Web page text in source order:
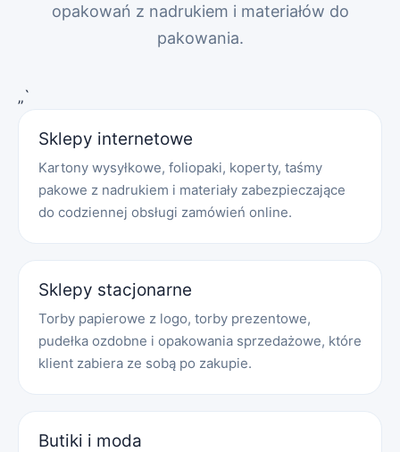
opakowań z nadrukiem i materiałów do
pakowania.
„`
Sklepy internetowe
Kartony wysyłkowe, foliopaki, koperty, taśmy
pakowe z nadrukiem i materiały zabezpieczające
do codziennej obsługi zamówień online.
Sklepy stacjonarne
Torby papierowe z logo, torby prezentowe,
pudełka ozdobne i opakowania sprzedażowe, które
klient zabiera ze sobą po zakupie.
Butiki i moda